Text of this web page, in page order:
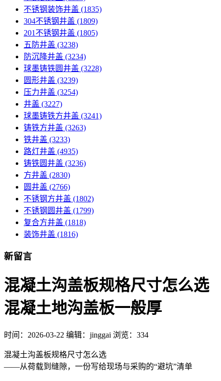
不锈钢装饰井盖 (1835)
304不锈钢井盖 (1809)
201不锈钢井盖 (1805)
五防井盖 (3238)
防沉降井盖 (3234)
球墨铸铁圆井盖 (3228)
圆形井盖 (3239)
压力井盖 (3254)
井盖 (3227)
球墨铸铁方井盖 (3241)
铸铁方井盖 (3263)
铁井盖 (3233)
路灯井盖 (4935)
铸铁圆井盖 (3236)
方井盖 (2830)
圆井盖 (2766)
不锈钢方井盖 (1802)
不锈钢圆井盖 (1799)
复合方井盖 (1818)
装饰井盖 (1816)
新留言
混凝土沟盖板规格尺寸怎么选
混凝土地沟盖板一般厚
时间： 2026-03-22 编辑：jinggai 浏览：334
混凝土沟盖板规格尺寸怎么选
——从荷载到缝隙，一份写给现场与采购的“避坑”清单